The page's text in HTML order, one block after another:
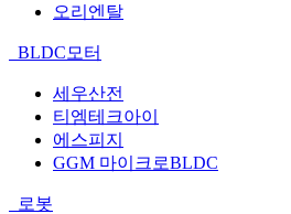
오리엔탈
BLDC모터
세우산전
티엠테크아이
에스피지
GGM 마이크로BLDC
로봇